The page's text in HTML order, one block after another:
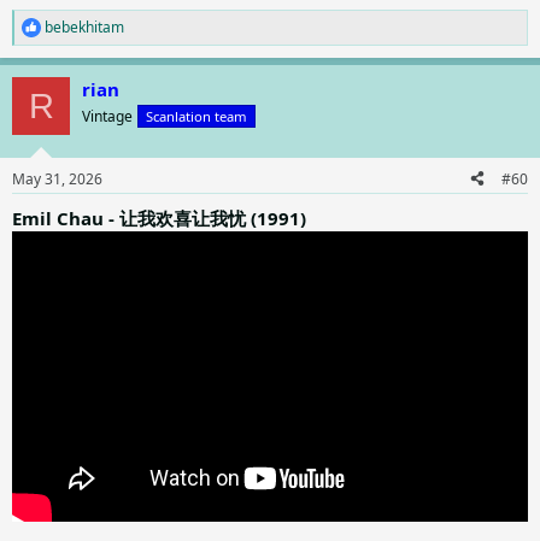
R
e
a
i
n
s
:
bebekhitam
R rian
Vintage Scanlation team
May 31, 2026 #60
Emil Chau - 让我欢喜让我忧 (1991)